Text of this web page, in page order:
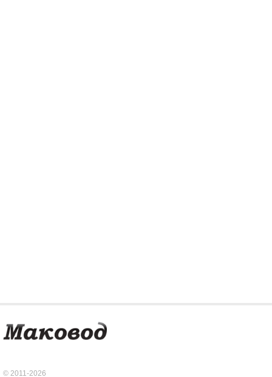
© 2011-2026